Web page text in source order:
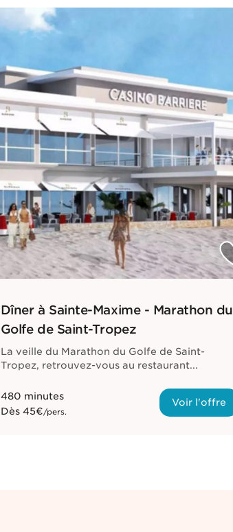
Dîner à Sainte-Maxime - Marathon du
Golfe de Saint-Tropez
La veille du Marathon du Golfe de Saint-
Tropez, retrouvez-vous au restaurant...
480 minutes
Dès 45€/pers.
Voir l'offre